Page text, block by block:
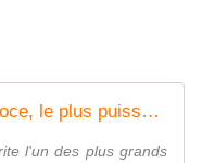
GEO Reportage - La harpie féroce, le plus puissant rapace du monde - Regarder le documentaire complet | ARTE
l'un des plus grands